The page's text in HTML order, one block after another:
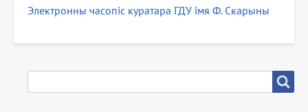
Электронны часопіс куратара ГДУ імя Ф. Скарыны